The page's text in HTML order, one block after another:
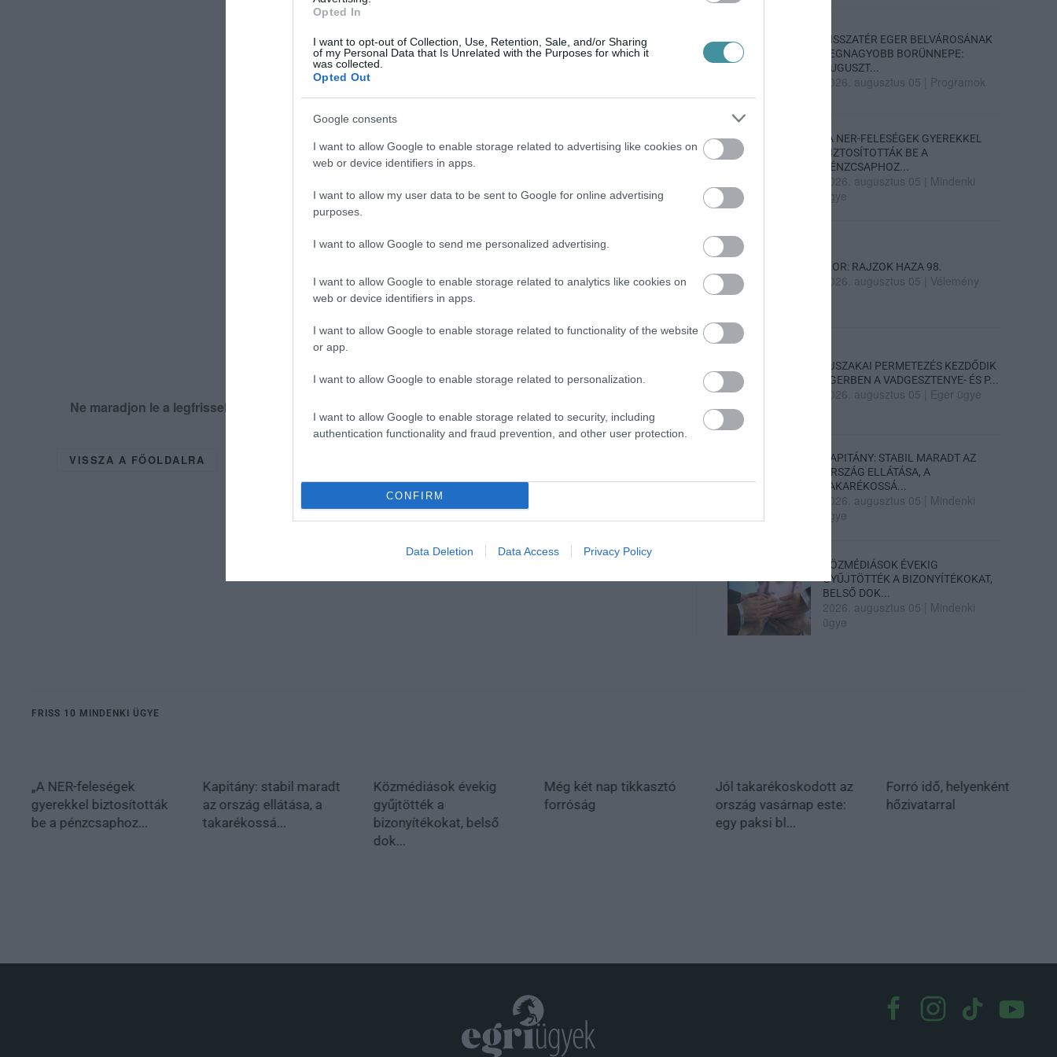
Opted In
I want to opt-out of Collection, Use, Retention, Sale, and/or Sharing
of my Personal Data that Is Unrelated with the Purposes for which it
was collected.
Opted Out
Google consents
I want to allow Google to enable storage related to advertising like cookies on
web or device identifiers in apps.
I want to allow my user data to be sent to Google for online advertising
purposes.
I want to allow Google to send me personalized advertising.
I want to allow Google to enable storage related to analytics like cookies on
web or device identifiers in apps.
I want to allow Google to enable storage related to functionality of the website
or app.
I want to allow Google to enable storage related to personalization.
I want to allow Google to enable storage related to security, including
authentication functionality and fraud prevention, and other user protection.
CONFIRM
Data Deletion Data Access Privacy Policy
Ne maradjon le a legfrissebb hírekről, kövessen bennünket az EGRI ÜGYEK Google Hírek oldalán!
VISSZA A FŐOLDALRA
VISSZATÉR EGER BELVÁROSÁNAK
LEGNAGYOBB BORÜNNEPE:
AUGUSZT...
2026. augusztus 05 Programok
„A NER-FELESÉGEK GYEREKKEL
BIZTOSÍTOTTÁK BE A
PÉNZCSAPHOZ...
2026. augusztus 05
Mindenki
ügye
SIOR: RAJZOK HAZA 98.
2026. augusztus 05 Vélemény
ÉJSZAKAI PERMETEZÉS KEZDŐDIK
EGERBEN A VADGESZTENYE- ÉS P...
2026. augusztus 05 Eger ügye
KAPITÁNY: STABIL MARADT AZ
ORSZÁG ELLÁTÁSA, A
TAKARÉKOSSÁ...
2026. augusztus 05
Mindenki
ügye
KÖZMÉDIÁSOK ÉVEKIG
GYŰJTÖTTÉK A BIZONYÍTÉKOKAT,
BELSŐ DOK...
2026. augusztus 05
Mindenki
ügye
FRISS 10 MINDENKI ÜGYE
„A NER-feleségek
gyerekkel biztosították
be a pénzcsaphoz...
Kapitány: stabil maradt
az ország ellátása, a
takarékossá...
Közmédiások évekig
gyűjtötték a
bizonyítékokat, belső
dok...
Még két nap tikkasztó
forróság
Jól takarékoskodott az
ország vasárnap este:
egy paksi bl...
Forró idő, helyenként
hőzivatarral